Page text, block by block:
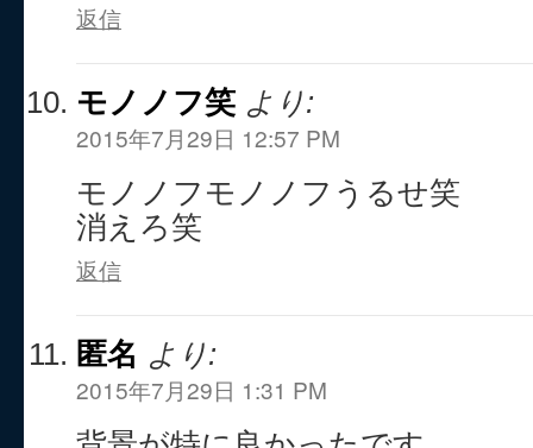
返信
モノノフ笑 より:
2015年7月29日 12:57 PM
モノノフモノノフうるせ笑
消えろ笑
返信
匿名 より:
2015年7月29日 1:31 PM